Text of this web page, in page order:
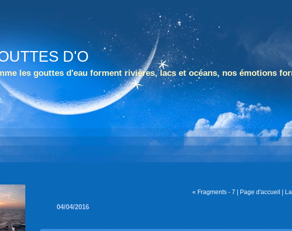
D'O
les gouttes d'eau forment rivières, lacs et océans, nos émotions
« Fragments - 7 | Page d'accueil |
04/04/2016